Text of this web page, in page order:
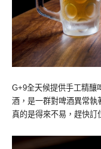
G+9全天候提供手工精釀
酒，是一群對啤酒異常執
真的是得來不易，趕快訂